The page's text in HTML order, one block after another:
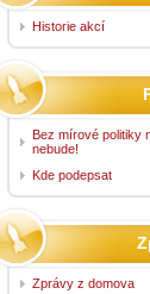
Historie akcí
Bez mírové politiky
nebude!
Kde podepsat
Zprávy z domova